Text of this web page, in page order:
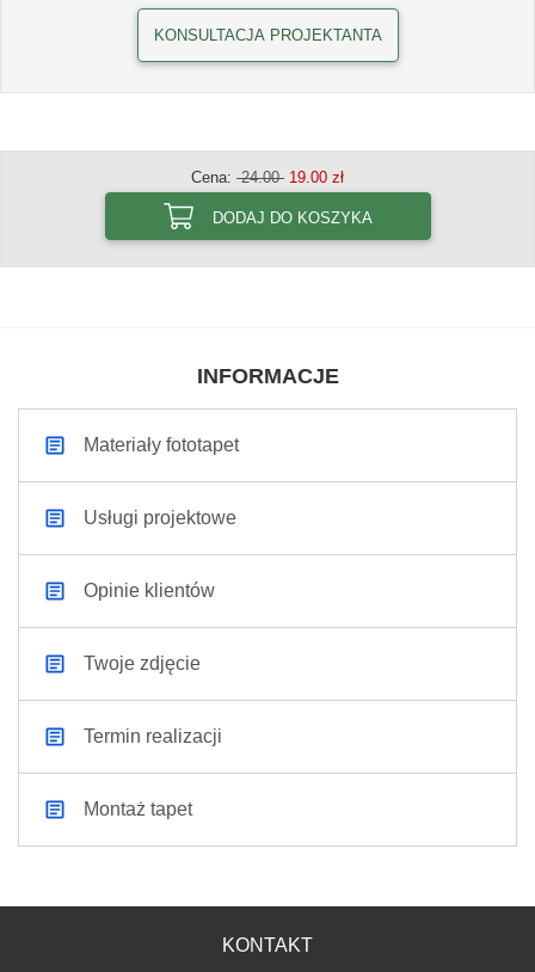
KONSULTACJA PROJEKTANTA
Cena: 24.00 19.00 zł
DODAJ DO KOSZYKA
INFORMACJE
Materiały fototapet
Usługi projektowe
Opinie klientów
Twoje zdjęcie
Termin realizacji
Montaż tapet
KONTAKT